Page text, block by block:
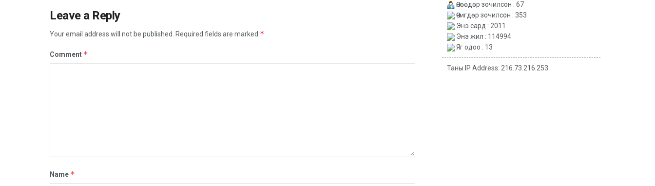
Leave a Reply
Your email address will not be published. Required fields are marked *
Comment *
Name *
Өнөөдөр зочилсон : 67
Өчигдөр зочилсон : 353
Энэ сард : 2011
Энэ жил : 114994
Яг одоо : 13
Таны IP Address: 216.73.216.253